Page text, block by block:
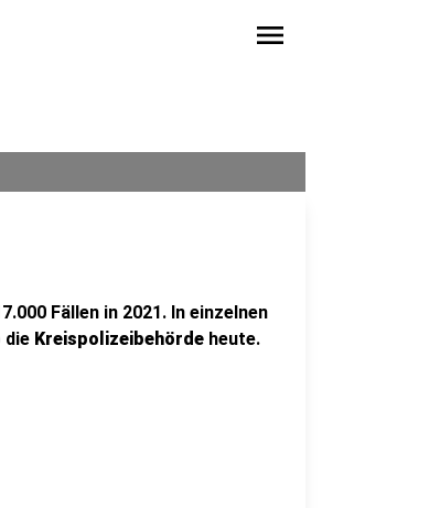
menu
Fällen in 2021. In einzelnen
die Kreispolizeibehörde heute.